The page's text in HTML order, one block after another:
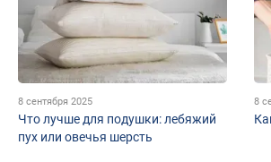
8 сентября 2025
Что лучше для подушки: лебяжий
пух или овечья шерсть
8